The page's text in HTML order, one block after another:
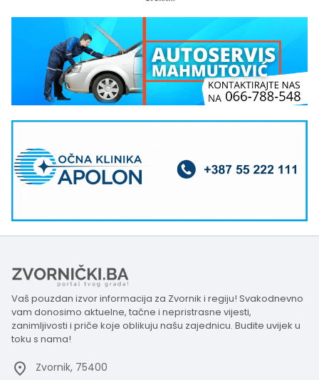
Vaš pouzdan izvor informacija za Zvornik i regiju! Svakodnevno
vam donosimo aktuelne, tačne i nepristrasne vijesti,
zanimljivosti i priče koje oblikuju našu zajednicu. Budite uvijek u
toku s nama!
Zvornik, 75400